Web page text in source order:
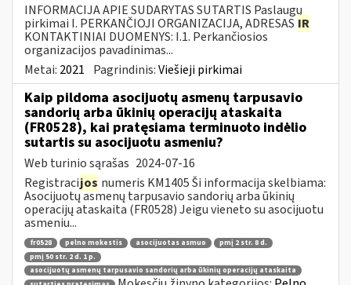
INFORMACIJA APIE SUDARYTAS SUTARTIS Paslaugų
pirkimai I. PERKANČIOJI ORGANIZACIJA, ADRESAS IR
KONTAKTINIAI DUOMENYS: I.1. Perkančiosios
organizacijos pavadinimas...
Metai: 2021 Pagrindinis:Viešieji pirkimai
Kaip pildoma asocijuotų asmenų tarpusavio
sandorių arba ūkinių operacijų ataskaita
(FR0528), kai pratęsiama terminuoto indėlio
sutartis su asocijuotu asmeniu?
Web turinio sąrašas 2024-07-16
Registracijos numeris KM1405 Ši informacija skelbiama:
Asocijuotų asmenų tarpusavio sandorių arba ūkinių
operacijų ataskaita (FR0528) Jeigu vieneto su asocijuotu
asmeniu...
fr0528 pelno mokestis asocijuotas asmuo
pmį 2 str. 8 d.
pmį 50 str. 2 d. 1 p.
asocijuotų asmenų tarpusavio sandorių arba ūkinių operacijų ataskaita